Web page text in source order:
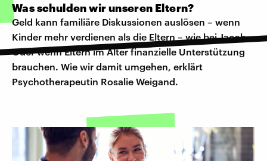
Was schulden wir unseren Eltern?
Geld kann familiäre Diskussionen auslösen – wenn
Kinder mehr verdienen als die Eltern – wie bei Jacob.
Oder wenn Eltern im Alter finanzielle Unterstützung
brauchen. Wie wir damit umgehen, erklärt
Psychotherapeutin Rosalie Weigand.